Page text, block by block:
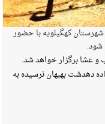
کهگیلویه با حضور
شود.
شهرستان کهگیلویه در کیلومتر 55 جاده دهدشت بهبهان نرسیده به